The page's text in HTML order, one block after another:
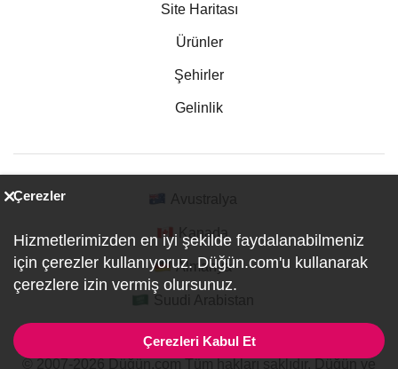
Site Haritası
Ürünler
Şehirler
Gelinlik
Kanada
Almanya
Çerezler
Hizmetlerimizden en iyi şekilde faydalanabilmeniz
için çerezler kullanıyoruz. Düğün.com'u kullanarak
çerezlere izin vermiş olursunuz.
Çerezleri Kabul Et